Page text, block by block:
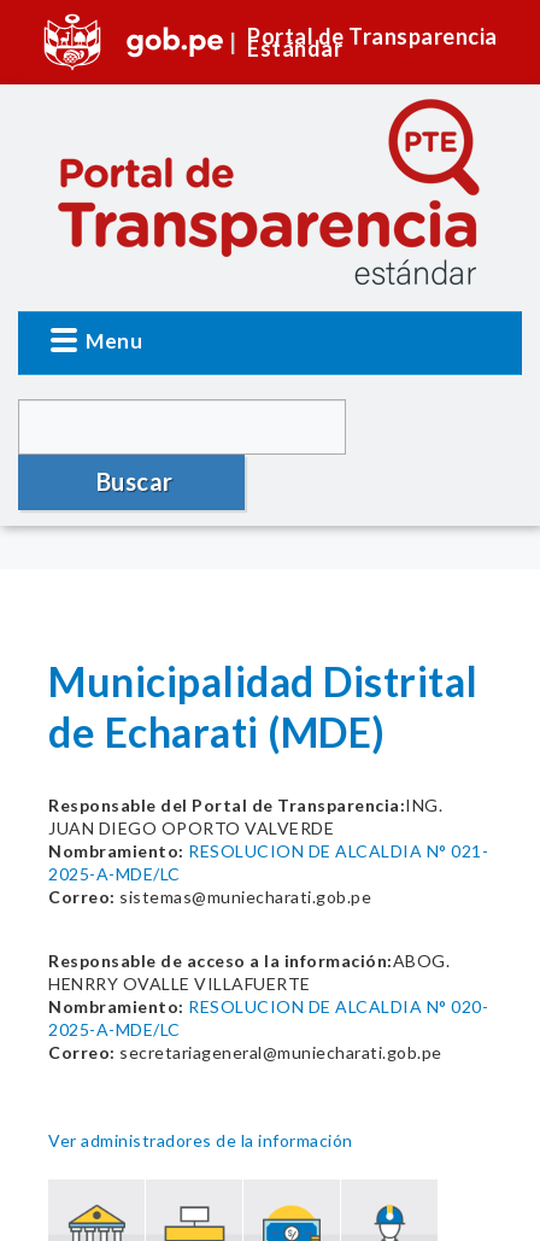
Portal de Transparencia
Estándar
Menu
Buscar
Municipalidad Distrital
de Echarati (MDE)
Responsable del Portal de Transparencia:ING.
JUAN DIEGO OPORTO VALVERDE
Nombramiento: RESOLUCION DE ALCALDIA N° 021-
2025-A-MDE/LC
Correo: sistemas@muniecharati.gob.pe
Responsable de acceso a la información:ABOG.
HENRRY OVALLE VILLAFUERTE
Nombramiento: RESOLUCION DE ALCALDIA N° 020-
2025-A-MDE/LC
Correo: secretariageneral@muniecharati.gob.pe
Ver administradores de la información